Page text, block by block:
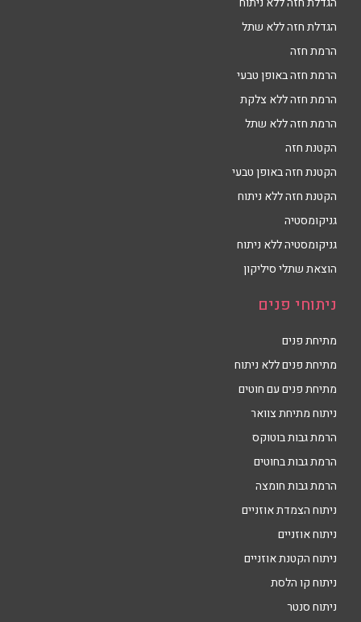
הגדלת חזה ללא שתל
הרמת חזה
הרמת חזה באופן טבעי
הרמת חזה ללא צלקת
הרמת חזה ללא שתל
הקטנת חזה
הקטנת חזה באופן טבעי
הקטנת חזה ללא ניתוח
גניקומסטיה
גניקומסטיה ללא ניתוח
הוצאת שתלי סיליקון
ניתוחי פנים
מתיחת פנים
מתיחת פנים ללא ניתוח
מתיחת פנים עם חוטים
ניתוח מתיחת צוואר
הרמת גבות בוטוקס
הרמת גבות בחוטים
הרמת גבות חומצה
ניתוח הצמדת אוזניים
ניתוח אוזניים
ניתוח הקטנת אוזניים
ניתוח קו הלסת
ניתוח סנטר